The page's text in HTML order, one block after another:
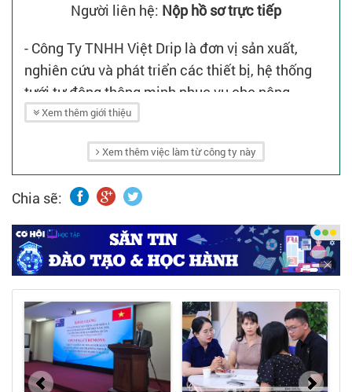
Người liên hệ: Nộp hồ sơ trực tiếp
- Công Ty TNHH Việt Drip là đơn vị sản xuất,
nghiên cứu và phát triển các thiết bị, hệ thống
tưới tự động thông minh phục vụ cho nông
nghiệp, cảnh quan đô thị, sân vườn, ban công và
- Với năng lực sản xuất hiện đại, đội ngũ kỹ thuật
trình độ cao cùng chiến lược phát triển bền
vững, Việt Drip đang từng bước khẳng định vị
thế là doanh nghiệp tiên phong trong ngành tưới
và giải pháp ống công nghệ cao tại Việt Nam.
Xem thêm giới thiệu
Xem thêm việc làm từ công ty này
Chia sẽ: